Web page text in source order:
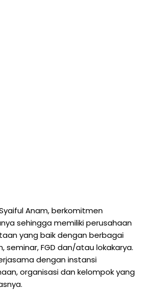
Anam, berkomitmen
sehingga memiliki perusahaan
yang baik dengan berbagai
seminar, FGD dan/atau lokakarya.
dengan instansi
organisasi dan kelompok yang